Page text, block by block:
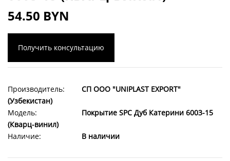
54.50 BYN
Получить консультацию
Производитель:
СП ООО "UNIPLAST EXPORT"
(Узбекистан)
Модель:
Покрытие SPC Дуб Катерини 6003-15
(Кварц-винил)
Наличие:
В наличии